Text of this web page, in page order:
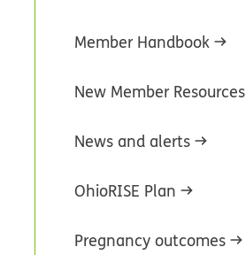
Member Handbook
New Member Resources
News and alerts
OhioRISE Plan
Pregnancy outcomes